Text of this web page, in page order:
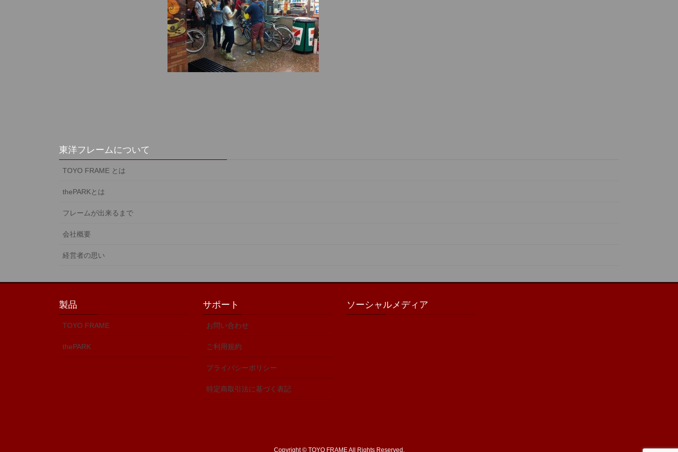
東洋フレームについて
TOYO FRAME とは
thePARKとは
フレームが出来るまで
会社概要
経営者の思い
製品
TOYO FRAME
thePARK
サポート
お問い合わせ
ご利用規約
プライバシーポリシー
特定商取引法に基づく表記
ソーシャルメディア
Copyright © TOYO FRAME All Rights Reserved.